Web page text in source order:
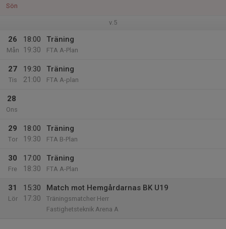
Sön
v.5
26
Mån
18:00
19:30
Träning
FTA A-Plan
27
Tis
19:30
21:00
Träning
FTA A-plan
28
Ons
29
Tor
18:00
19:30
Träning
FTA B-Plan
30
Fre
17:00
18:30
Träning
FTA A-Plan
31
Lör
15:30
17:30
Match mot Hemgårdarnas BK U19
Träningsmatcher Herr
Fastighetsteknik Arena A